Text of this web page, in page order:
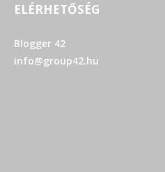
ELÉRHETŐSÉG
Blogger 42
info@group42.hu